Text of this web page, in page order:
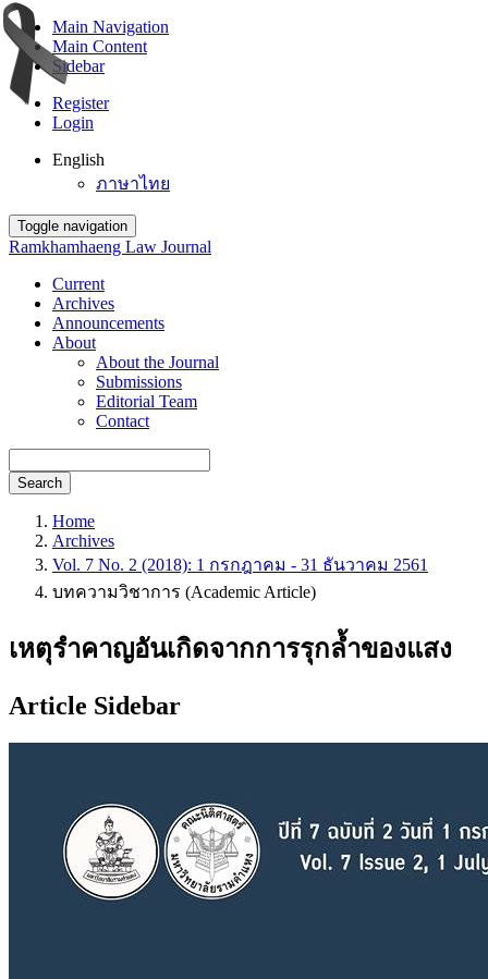
Main Navigation
Main Content
Sidebar
Register
Login
English
ภาษาไทย
Toggle navigation
Ramkhamhaeng Law Journal
Current
Archives
Announcements
About
About the Journal
Submissions
Editorial Team
Contact
Search
Home
Archives
Vol. 7 No. 2 (2018): 1 กรกฎาคม - 31 ธันวาคม 2561
บทความวิชาการ (Academic Article)
เหตุรำคาญอันเกิดจากการรุกล้ำของแสง
Article Sidebar